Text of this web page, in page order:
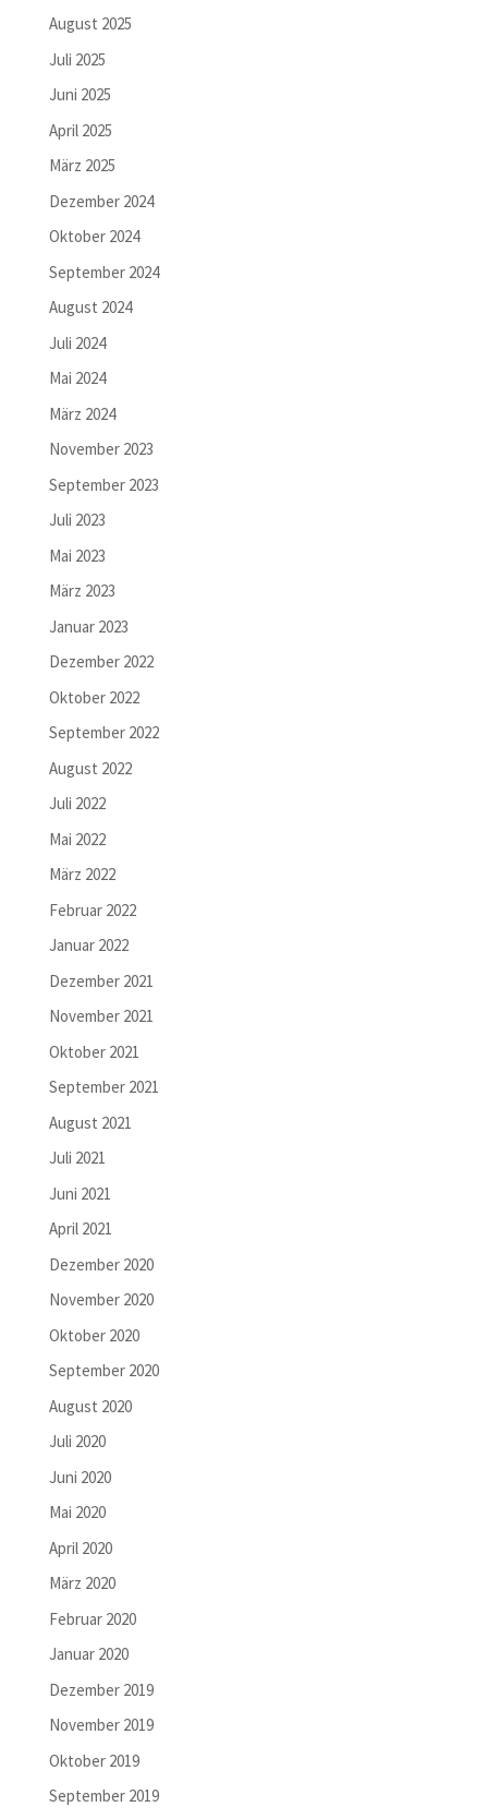
August 2025
Juli 2025
Juni 2025
April 2025
März 2025
Dezember 2024
Oktober 2024
September 2024
August 2024
Juli 2024
Mai 2024
März 2024
November 2023
September 2023
Juli 2023
Mai 2023
März 2023
Januar 2023
Dezember 2022
Oktober 2022
September 2022
August 2022
Juli 2022
Mai 2022
März 2022
Februar 2022
Januar 2022
Dezember 2021
November 2021
Oktober 2021
September 2021
August 2021
Juli 2021
Juni 2021
April 2021
Dezember 2020
November 2020
Oktober 2020
September 2020
August 2020
Juli 2020
Juni 2020
Mai 2020
April 2020
März 2020
Februar 2020
Januar 2020
Dezember 2019
November 2019
Oktober 2019
September 2019